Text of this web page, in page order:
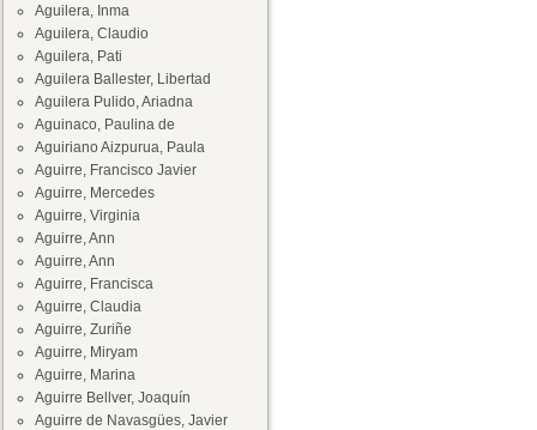
Aguilera, Inma
Aguilera, Claudio
Aguilera, Pati
Aguilera Ballester, Libertad
Aguilera Pulido, Ariadna
Aguinaco, Paulina de
Aguiriano Aizpurua, Paula
Aguirre, Francisco Javier
Aguirre, Mercedes
Aguirre, Virginia
Aguirre, Ann
Aguirre, Ann
Aguirre, Francisca
Aguirre, Claudia
Aguirre, Zuriñe
Aguirre, Miryam
Aguirre, Marina
Aguirre Bellver, Joaquín
Aguirre de Navasgües, Javier